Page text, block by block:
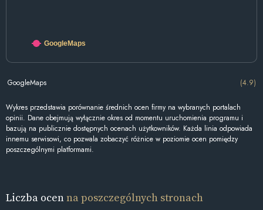
GoogleMaps
GoogleMaps (4.9)
Wykres przedstawia porównanie średnich ocen firmy na wybranych portalach
opinii. Dane obejmują wyłącznie okres od momentu uruchomienia programu i
bazują na publicznie dostępnych ocenach użytkowników. Każda linia odpowiada
innemu serwisowi, co pozwala zobaczyć różnice w poziomie ocen pomiędzy
poszczególnymi platformami.
Liczba ocenna poszczególnych stronach